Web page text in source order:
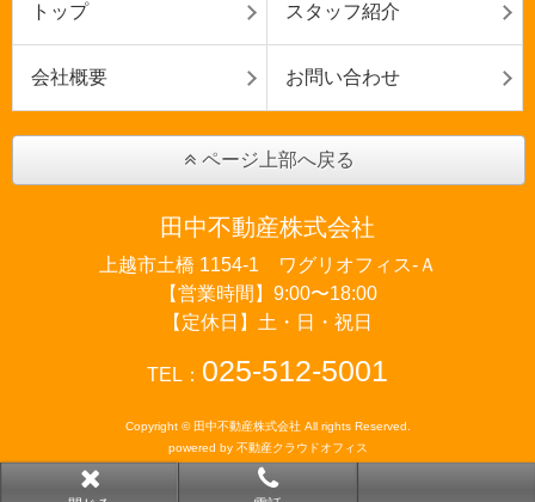
トップ スタッフ紹介
会社概要 お問い合わせ
ページ上部へ戻る
田中不動産株式会社
上越市土橋 1154-1 ワグリオフィス‐Ａ
【営業時間】9:00〜18:00
【定休日】土・日・祝日
TEL： 025-512-5001
Copyright © 田中不動産株式会社 All rights Reserved.
powered by 不動産クラウドオフィス